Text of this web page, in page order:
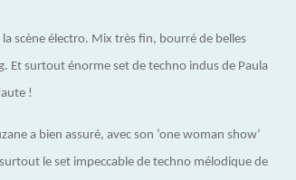
scène électro. Mix très fin, bourré de belles
Et surtout énorme set de techno indus de Paula
!
a bien assuré, avec son ‘one woman show’
le set impeccable de techno mélodique de